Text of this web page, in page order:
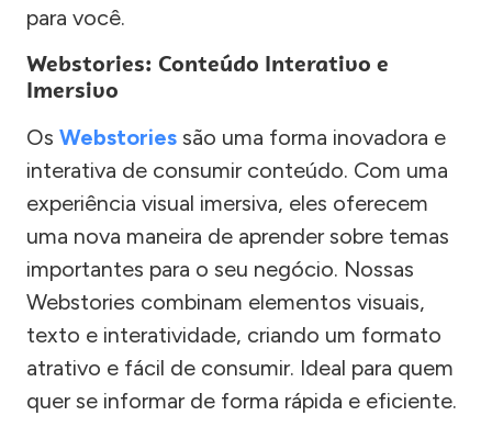
para você.
Webstories: Conteúdo Interativo e
Imersivo
Os Webstories são uma forma inovadora e
interativa de consumir conteúdo. Com uma
experiência visual imersiva, eles oferecem
uma nova maneira de aprender sobre temas
importantes para o seu negócio. Nossas
Webstories combinam elementos visuais,
texto e interatividade, criando um formato
atrativo e fácil de consumir. Ideal para quem
quer se informar de forma rápida e eficiente.